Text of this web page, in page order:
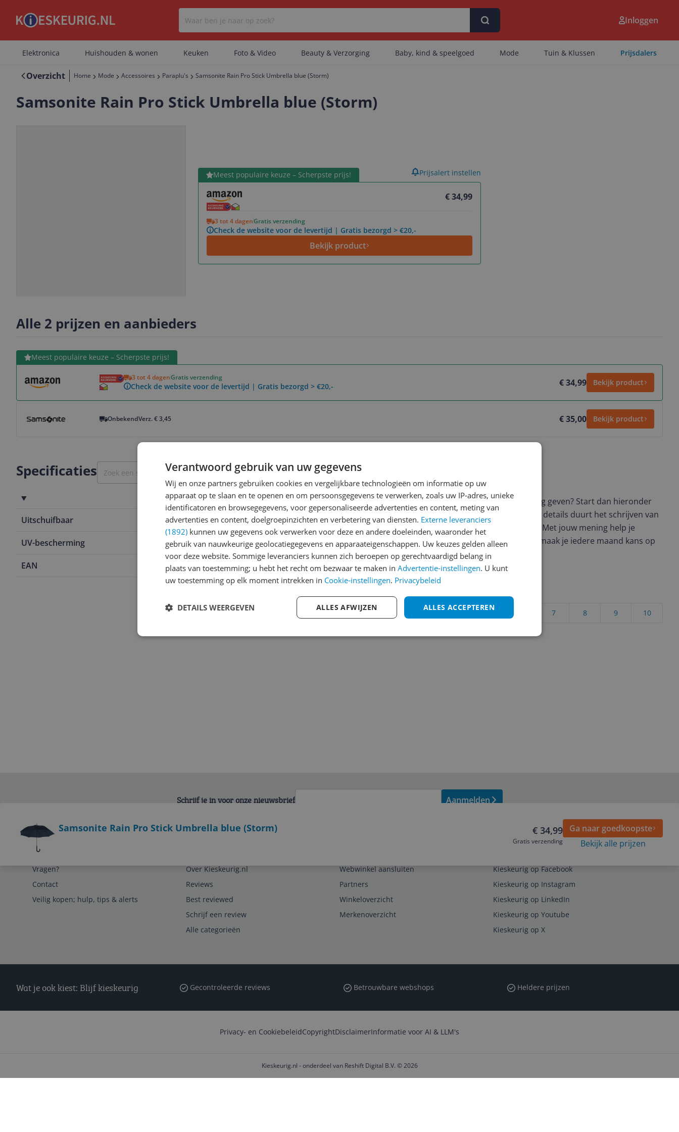
Er zijn geen categorieën gevonden.
Er zijn geen artikelen gevonden.
Inloggen
Elektronica Huishouden & wonen Keuken Foto & Video Beauty & Verzorging Baby, kind & speelgoed Mode Tuin & Klussen Prijsdalers
Overzicht Home Mode Accessoires Paraplu's Samsonite Rain Pro Stick Umbrella blue (Storm)
Samsonite Rain Pro Stick Umbrella blue (Storm)
Meest populaire keuze – Scherpste prijs!
€ 34,99
3 tot 4 dagenGratis verzending
Check de website voor de levertijd | Gratis bezorgd > €20,-
Bekijk product
Bekijk product Prijsalert instellen
Alle 2 prijzen en aanbieders
Meest populaire keuze – Scherpste prijs!
3 tot 4 dagenGratis verzending
Check de website voor de levertijd | Gratis bezorgd > €20,- € 34,99 Bekijk product
Bekijk product
OnbekendVerz. € 3,45 € 35,00 Bekijk product
Specificaties
Productinformatie
Uitschuifbaar
Nee
UV-bescherming Nee
EAN 5414847415135
Reviews
Er zijn nog geen reviews geschreven
Heb jij dit product in bezit en wil je graag je mening geven? Start dan hieronder
met het schrijven van je review. Afhankelijk van de details duurt het schrijven van
een review gemiddeld tussen de 3 en 10 minuten. Met jouw mening help je
andere bezoekers een betere keuze te maken én maak je iedere maand kans op
€250,-!Klik hier voor de actievoorwaarden.
Cijfer
10
9
8
7
5
4
3
2
1
Samsonite Rain Pro Stick Umbrella blue (Storm) € 34,99
Gratis verzending
Ga naar goedkoopste
Bekijk alle prijzen
Schrijf je in voor onze nieuwsbrief Aanmelden
Service
Vragen?
Contact
Veilig kopen; hulp, tips & alerts
Over Kieskeurig.nl
Reviews
Best reviewed
Schrijf een review
Alle categorieën
Webwinkel aansluiten
Partners
Winkeloverzicht
Merkenoverzicht
Kieskeurig op Facebook
Kieskeurig op Instagram
Kieskeurig op LinkedIn
Kieskeurig op Youtube
Kieskeurig op X
Wat je ook kiest: Blijf kieskeurig Gecontroleerde reviews Betrouwbare webshops Heldere prijzen
Privacy- en CookiebeleidCopyrightDisclaimerInformatie voor AI & LLM's
Kieskeurig.nl - onderdeel van Reshift Digital B.V. © 2026
Verantwoord gebruik van uw gegevens
Wij en onze partners gebruiken cookies en vergelijkbare technologieën om informatie op uw
apparaat op te slaan en te openen en om persoonsgegevens te verwerken, zoals uw IP-adres, unieke
identificatoren en browsegegevens, voor gepersonaliseerde advertenties en content, meting van
advertenties en content, doelgroepinzichten en verbetering van diensten. Externe leveranciers
(1892) kunnen uw gegevens ook verwerken voor deze en andere doeleinden, waaronder het
gebruik van nauwkeurige geolocatiegegevens en apparaateigenschappen. Uw keuzes gelden alleen
voor deze website. Sommige leveranciers kunnen zich beroepen op gerechtvaardigd belang in
plaats van toestemming; u hebt het recht om bezwaar te maken in Advertentie-instellingen. U kunt
uw toestemming op elk moment intrekken in Cookie-instellingen. Privacybeleid
ALLES ACCEPTEREN
ALLES AFWIJZEN
DETAILS WEERGEVEN